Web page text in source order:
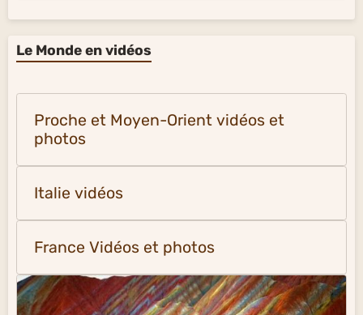
Le Monde en vidéos
Proche et Moyen-Orient vidéos et
photos
Italie vidéos
France Vidéos et photos